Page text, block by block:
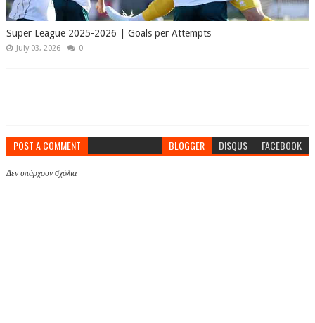
Super League 2025-2026 | Goals per Attempts
July 03, 2026 0
POST A COMMENT BLOGGER DISQUS FACEBOOK
Δεν υπάρχουν σχόλια